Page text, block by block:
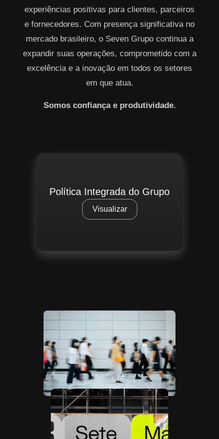
experiências positivas para clientes, parceiros
e fornecedores. Com presença significativa no
mercado brasileiro, o Seven Grupo continua a
expandir suas operações, comprometido com a
excelência e a inovação em todos os setores
em que atua.
Somos confiança e produtividade.
Política Integrada do Grupo
Visualizar